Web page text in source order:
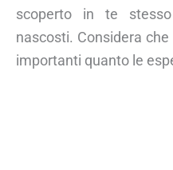
scoperto in te
nascosti. Considera
importanti quanto le